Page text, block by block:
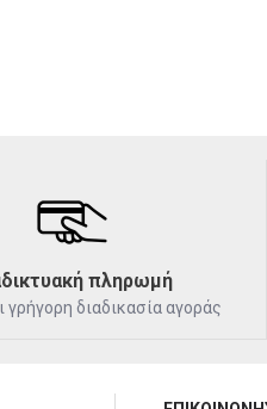
πληρωμή
γρήγορη διαδικασία αγοράς